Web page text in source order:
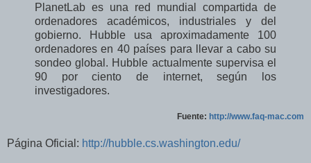
PlanetLab es una red mundial compartida de
ordenadores académicos, industriales y del
gobierno. Hubble usa aproximadamente 100
ordenadores en 40 países para llevar a cabo su
sondeo global. Hubble actualmente supervisa el
90 por ciento de internet, según los
investigadores.
Fuente: http://www.faq-mac.com
Página Oficial: http://hubble.cs.washington.edu/